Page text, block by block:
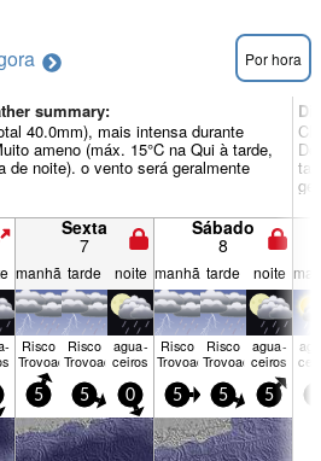
Por hora
summary:
40.0mm), mais intensa durante
ameno (máx. 15°C na Qui à tarde,
de noite). o vento será geralmente
Sexta
7
Sábado
8
manhã tarde noite manhã tarde noite
Risco
Trovoada
Risco
Trovoada
agua­
ceiros
Risco
Trovoada
Risco
Trovoada
agua­
ceiros
5 5 0 5 5 5